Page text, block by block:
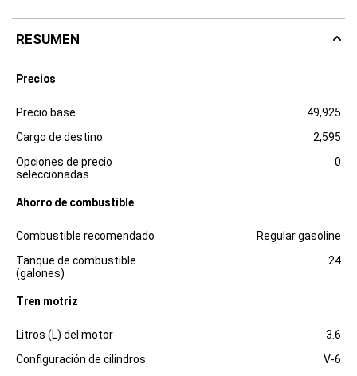
RESUMEN
Precios
Especificaciones
Precio base
49,925
Cargo de destino
2,595
Opciones de precio
seleccionadas
0
Ahorro de combustible
Especificaciones Dimensiones
Combustible recomendado
Regular gasoline
Tanque de combustible
(galones)
24
Tren motriz
Especificaciones Dimensiones
Litros (L) del motor
3.6
Configuración de cilindros
V-6